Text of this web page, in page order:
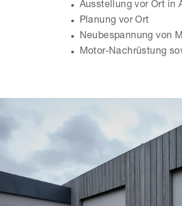
Ausstellung vor Ort in
Planung vor Ort
Neubespannung von
Motor-Nachrüstung